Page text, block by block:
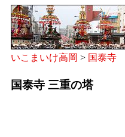
いこまいけ高岡 > 国泰寺
国泰寺 三重の塔